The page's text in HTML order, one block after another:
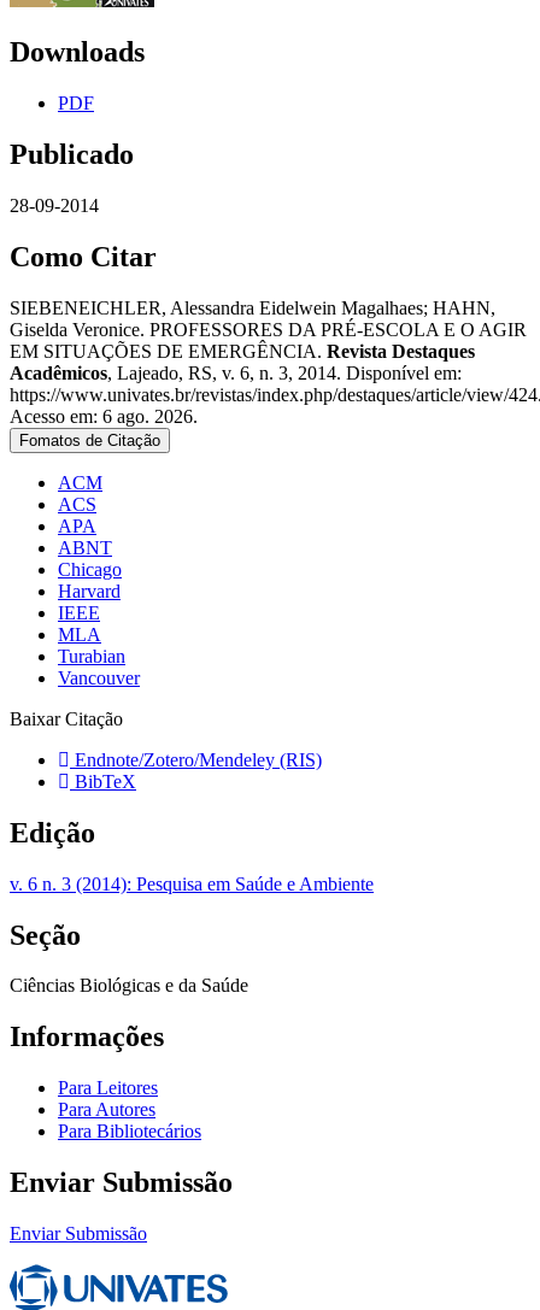
Downloads
PDF
Publicado
28-09-2014
Como Citar
SIEBENEICHLER, Alessandra Eidelwein Magalhaes; HAHN,
Giselda Veronice. PROFESSORES DA PRÉ-ESCOLA E O AGIR
EM SITUAÇÕES DE EMERGÊNCIA. Revista Destaques
Acadêmicos, Lajeado, RS, v. 6, n. 3, 2014. Disponível em:
https://www.univates.br/revistas/index.php/destaques/article/view/
Acesso em: 6 ago. 2026.
Fomatos de Citação
ACM
ACS
APA
ABNT
Chicago
Harvard
IEEE
MLA
Turabian
Vancouver
Baixar Citação
Endnote/Zotero/Mendeley (RIS)
BibTeX
Edição
v. 6 n. 3 (2014): Pesquisa em Saúde e Ambiente
Seção
Ciências Biológicas e da Saúde
Informações
Para Leitores
Para Autores
Para Bibliotecários
Enviar Submissão
Enviar Submissão